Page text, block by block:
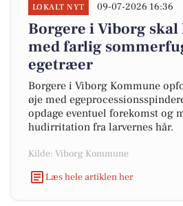
LOKALT NYT 09-07-2026 16:36
Borgere i Viborg skal
med farlig
egetræer
Borgere i Viborg Kommune
øje med
opdage eventuel forekomst og
hudirritation fra larvernes hår.
Kilde: Viborg Kommune
Læs hele artiklen her